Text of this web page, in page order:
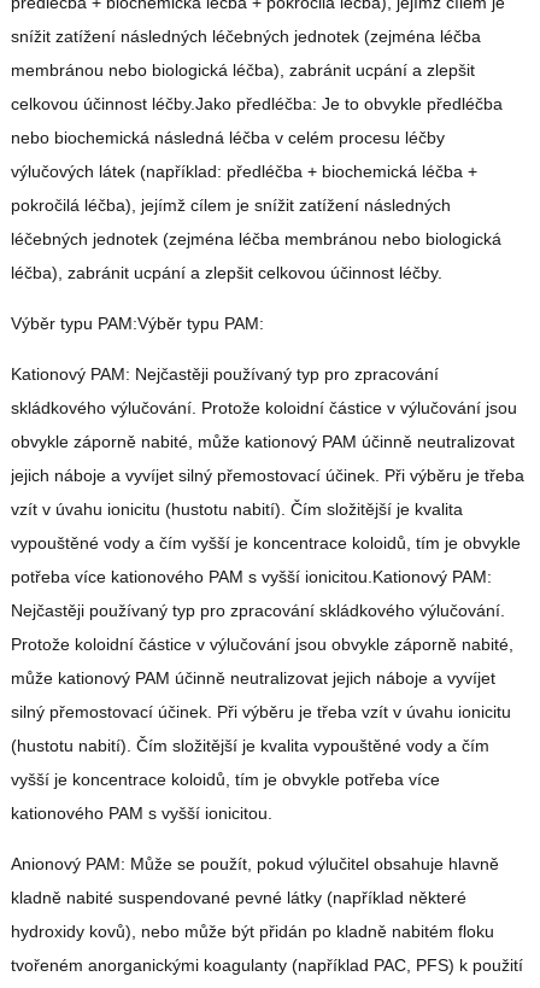
snížit zatížení následných léčebných jednotek (zejména léčba
membránou nebo biologická léčba), zabránit ucpání a zlepšit
celkovou účinnost léčby.Jako předléčba: Je to obvykle předléčba
nebo biochemická následná léčba v celém procesu léčby
výlučových látek (například: předléčba + biochemická léčba +
pokročilá léčba), jejímž cílem je snížit zatížení následných
léčebných jednotek (zejména léčba membránou nebo biologická
léčba), zabránit ucpání a zlepšit celkovou účinnost léčby.
Výběr typu PAM:Výběr typu PAM:
Kationový PAM: Nejčastěji používaný typ pro zpracování
skládkového výlučování. Protože koloidní částice v výlučování jsou
obvykle záporně nabité, může kationový PAM účinně neutralizovat
jejich náboje a vyvíjet silný přemostovací účinek. Při výběru je třeba
vzít v úvahu ionicitu (hustotu nabití). Čím složitější je kvalita
vypouštěné vody a čím vyšší je koncentrace koloidů, tím je obvykle
potřeba více kationového PAM s vyšší ionicitou.Kationový PAM:
Nejčastěji používaný typ pro zpracování skládkového výlučování.
Protože koloidní částice v výlučování jsou obvykle záporně nabité,
může kationový PAM účinně neutralizovat jejich náboje a vyvíjet
silný přemostovací účinek. Při výběru je třeba vzít v úvahu ionicitu
(hustotu nabití). Čím složitější je kvalita vypouštěné vody a čím
vyšší je koncentrace koloidů, tím je obvykle potřeba více
kationového PAM s vyšší ionicitou.
Anionový PAM: Může se použít, pokud výlučitel obsahuje hlavně
kladně nabité suspendované pevné látky (například některé
hydroxidy kovů), nebo může být přidán po kladně nabitém floku
tvořeném anorganickými koagulanty (například PAC, PFS) k použití